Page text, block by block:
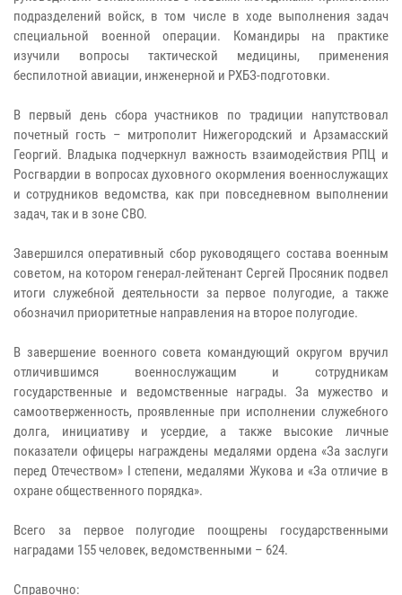
подразделений войск, в том числе в ходе выполнения задач
специальной военной операции. Командиры на практике
изучили вопросы тактической медицины, применения
беспилотной авиации, инженерной и РХБЗ-подготовки.
В первый день сбора участников по традиции напутствовал
почетный гость – митрополит Нижегородский и Арзамасский
Георгий. Владыка подчеркнул важность взаимодействия РПЦ и
Росгвардии в вопросах духовного окормления военнослужащих
и сотрудников ведомства, как при повседневном выполнении
задач, так и в зоне СВО.
Завершился оперативный сбор руководящего состава военным
советом, на котором генерал-лейтенант Сергей Просяник подвел
итоги служебной деятельности за первое полугодие, а также
обозначил приоритетные направления на второе полугодие.
В завершение военного совета командующий округом вручил
отличившимся военнослужащим и сотрудникам
государственные и ведомственные награды. За мужество и
самоотверженность, проявленные при исполнении служебного
долга, инициативу и усердие, а также высокие личные
показатели офицеры награждены медалями ордена «За заслуги
перед Отечеством» I степени, медалями Жукова и «За отличие в
охране общественного порядка».
Всего за первое полугодие поощрены государственными
наградами 155 человек, ведомственными – 624.
Справочно: